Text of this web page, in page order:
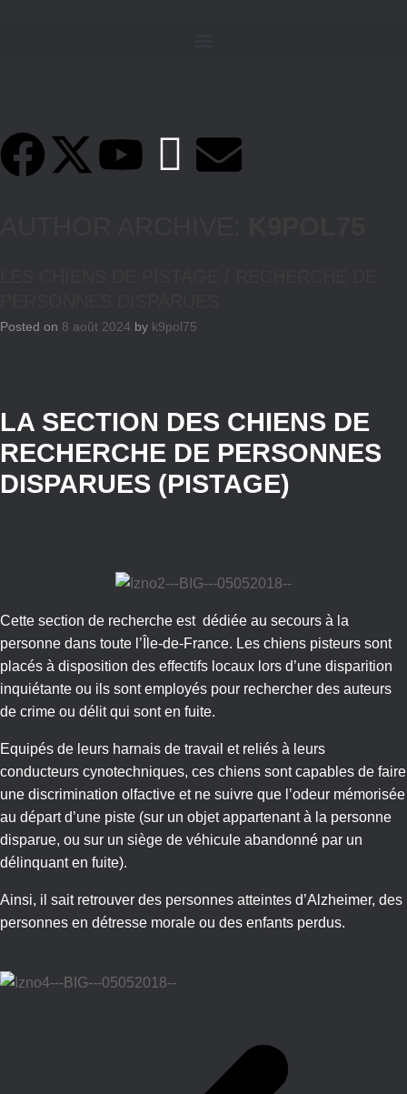
Posted on 8 août 2024 by k9pol75
LA SECTION DES CHIENS DE
RECHERCHE DE PERSONNES
DISPARUES (PISTAGE)
Cette section de recherche est dédiée au secours à la
personne dans toute l’Île-de-France. Les chiens pisteurs sont
placés à disposition des effectifs locaux lors d’une disparition
inquiétante ou ils sont employés pour rechercher des auteurs
de crime ou délit qui sont en fuite.
Equipés de leurs harnais de travail et reliés à leurs
conducteurs cynotechniques, ces chiens sont capables de faire
une discrimination olfactive et ne suivre que l’odeur mémorisée
au départ d’une piste (sur un objet appartenant à la personne
disparue, ou sur un siège de véhicule abandonné par un
délinquant en fuite).
Ainsi, il sait retrouver des personnes atteintes d’Alzheimer, des
personnes en détresse morale ou des enfants perdus.